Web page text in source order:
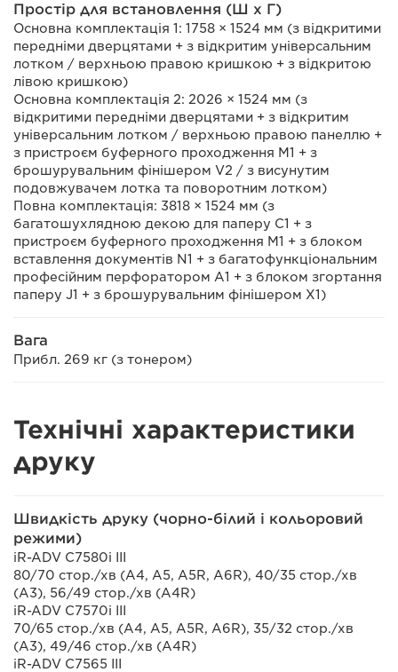
Простір для встановлення (Ш x Г)
Основна комплектація 1: 1758 × 1524 мм (з відкритими
передніми дверцятами + з відкритим універсальним
лотком / верхньою правою кришкою + з відкритою
лівою кришкою)
Основна комплектація 2: 2026 × 1524 мм (з
відкритими передніми дверцятами + з відкритим
універсальним лотком / верхньою правою панеллю +
з пристроєм буферного проходження M1 + з
брошурувальним фінішером V2 / з висунутим
подовжувачем лотка та поворотним лотком)
Повна комплектація: 3818 × 1524 мм (з
багатошухлядною декою для паперу C1 + з
пристроєм буферного проходження M1 + з блоком
вставлення документів N1 + з багатофункціональним
професійним перфоратором A1 + з блоком згортання
паперу J1 + з брошурувальним фінішером X1)
Вага
Прибл. 269 кг (з тонером)
Технічні характеристики
друку
Швидкість друку (чорно-білий і кольоровий
режими)
iR-ADV C7580i III
80/70 стор./хв (A4, A5, A5R, A6R), 40/35 стор./хв
(A3), 56/49 стор./хв (A4R)
iR-ADV C7570i III
70/65 стор./хв (A4, A5, A5R, A6R), 35/32 стор./хв
(A3), 49/46 стор./хв (A4R)
iR-ADV C7565 III